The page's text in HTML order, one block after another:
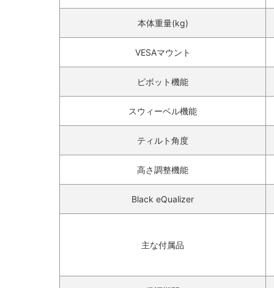
本体重量(kg)‎
VESAマウント‎
ピボット機能‎
スウィーベル機能‎
ティルト角度‎
高さ調整機能‎
Black eQualizer‎
主な付属品‎